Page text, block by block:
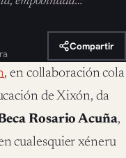
Compartir
, en collaboración cola
de Xixón, da
Rosario Acuña,
cualesquier xéneru